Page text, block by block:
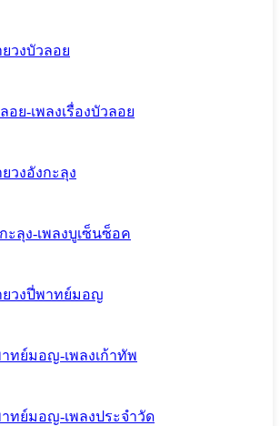
วงบัวลอย
อย-เพลงเรื่องบัวลอย
วงอังกะลุง
ะลุง-เพลงบูเซ็นซ็อค
ยวงปี่พาทย์มอญ
ทย์มอญ-เพลงเก้าทัพ
ทย์มอญ-เพลงประจำวัด